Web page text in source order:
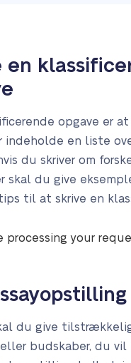
opgave er
indeholde en liste
du skriver om
skal du give
til at skrive en
processing your
du give
budskaber, du